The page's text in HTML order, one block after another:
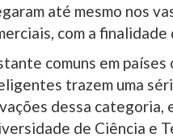
até mesmo nos
com a
comuns em
trazem uma
dessa categoria,
de Ciência e